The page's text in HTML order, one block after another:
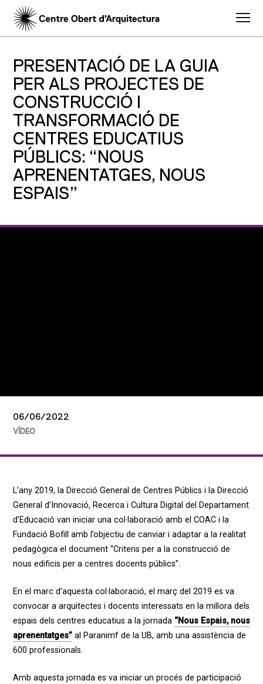
PRESENTACIÓ DE LA GUIA
PER ALS PROJECTES DE
CONSTRUCCIÓ I
TRANSFORMACIÓ DE
CENTRES EDUCATIUS
PÚBLICS: “NOUS
APRENENTATGES, NOUS
ESPAIS”
06/06/2022
VÍDEO
L’any 2019, la Direcció General de Centres Públics i la Direcció
General d’Innovació, Recerca i Cultura Digital del Departament
d’Educació van iniciar una col·laboració amb el COAC i la
Fundació Bofill amb l’objectiu de canviar i adaptar a la realitat
pedagògica el document “Criteris per a la construcció de
nous edificis per a centres docents públics”.
En el marc d’aquesta col·laboració, el març del 2019 es va
convocar a arquitectes i docents interessats en la millora dels
espais dels centres educatius a la jornada “Nous Espais, nous
aprenentatges”al Paranimf de la UB, amb una assistència de
600 professionals.
Amb aquesta jornada es va iniciar un procés de participació